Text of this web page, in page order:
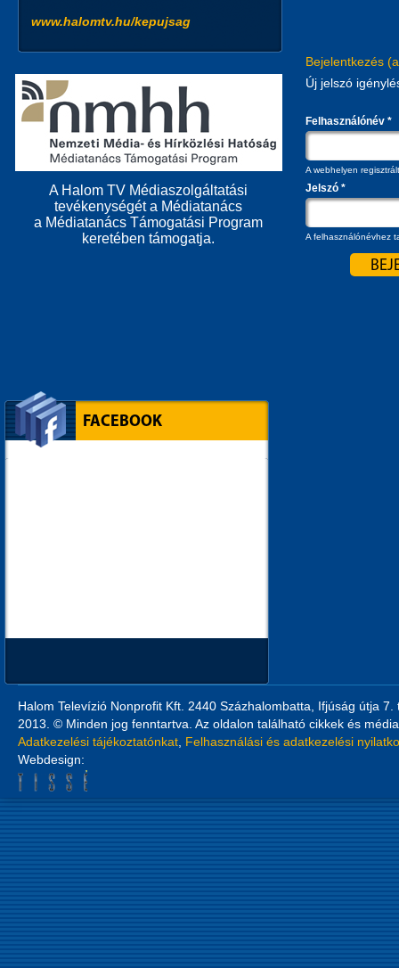
Bejelentkezés
Új jelszó
Felhasználónév *
A webhelyen
Jelszó *
A felhasználónévhez
www.halomtv.hu/kepujsag
A Halom TV Médiaszolgáltatási
tevékenységét a Médiatanács
a Médiatanács Támogatási Program
keretében támogatja.
FACEBOOK
Halom Televízió Nonprofit Kft. 2440 Százhalombatta, Ifjúság útja
2013. © Minden jog fenntartva. Az oldalon található cikkek és
Adatkezelési tájékoztatónkat Felhasználási és adatkezelési
Webdesign: